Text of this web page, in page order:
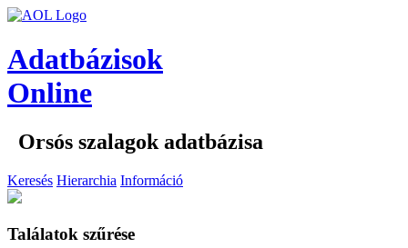
Adatbázisok
Online
Orsós szalagok adatbázisa
Keresés Hierarchia Információ
Találatok szűrése